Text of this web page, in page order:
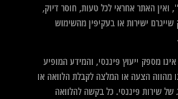
ואין האתר אחראי לכל טעות, חוסר דיוק,
שייגרם ישירות או בעקיפין מהשימוש
מספק ייעוץ פיננסי, והמידע המופיע
מהווה הצעה או המלצה לקבלת הלוואה או
של שירות פיננסי. כל בקשה להלוואה